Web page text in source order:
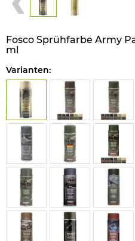
Fosco Sprühfarbe Army
ml
Varianten: